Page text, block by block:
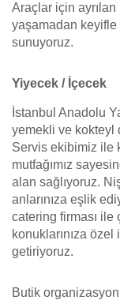
Araçlar için
yaşamadan
sunuyoruz.
Yiyecek / İçecek
İstanbul Anadolu
yemekli ve kokteyl
Servis ekibimiz ile
mutfağımız
alan sağlıyoruz.
anlarınıza eşlik
catering firması ile
konuklarınıza
getiriyoruz.
Butik